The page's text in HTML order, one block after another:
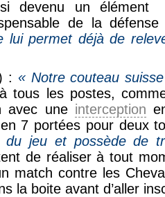
devenu un élément
de la
lui permet déjà de
: « Notre couteau
tous les postes,
avec une interception
7 portées pour deux
du jeu et possède de
de réaliser à tout
match contre les
la boite avant d’aller